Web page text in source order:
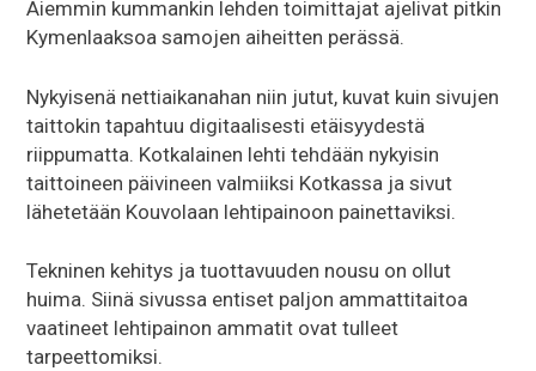
Aiemmin kummankin lehden toimittajat ajelivat pitkin
Kymenlaaksoa samojen aiheitten perässä.
Nykyisenä nettiaikanahan niin jutut, kuvat kuin sivujen
taittokin tapahtuu digitaalisesti etäisyydestä
riippumatta. Kotkalainen lehti tehdään nykyisin
taittoineen päivineen valmiiksi Kotkassa ja sivut
lähetetään Kouvolaan lehtipainoon painettaviksi.
Tekninen kehitys ja tuottavuuden nousu on ollut
huima. Siinä sivussa entiset paljon ammattitaitoa
vaatineet lehtipainon ammatit ovat tulleet
tarpeettomiksi.